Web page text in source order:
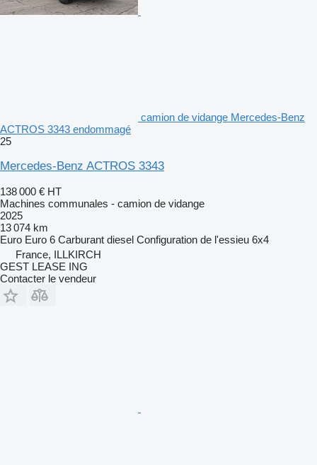
camion de vidange Mercedes-Benz
ACTROS 3343 endommagé
25
Mercedes-Benz ACTROS 3343
138 000 € HT
Machines communales - camion de vidange
2025
13 074 km
Euro Euro 6 Carburant diesel Configuration de l'essieu 6x4
France, ILLKIRCH
GEST LEASE ING
Contacter le vendeur